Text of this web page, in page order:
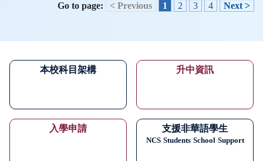
Go to page: < Previous 1 2 3 4 Next >
本校科目架構 升中資訊
入學申請 支援非華語學生
NCS Students School Support